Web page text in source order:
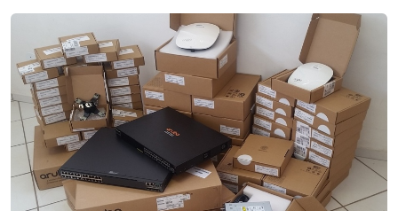
Diplomados
Cultura
CPA
Biblioteca